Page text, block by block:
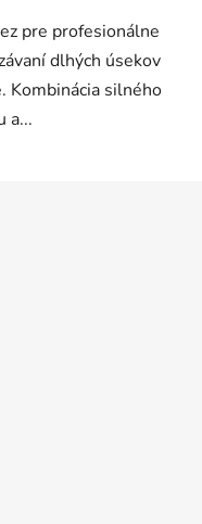
pre profesionálne
dlhých úsekov
Kombinácia silného
a...